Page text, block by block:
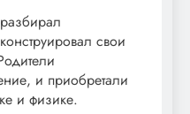
свои
и приобретали
и физике.